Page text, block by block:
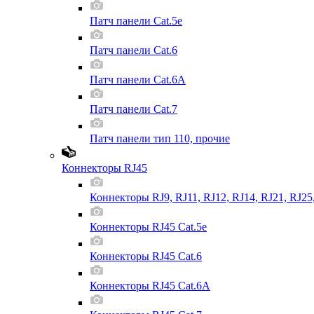
Патч панели Cat.5e
Патч панели Cat.6
Патч панели Cat.6A
Патч панели Cat.7
Патч панели тип 110, прочие
Коннекторы RJ45
Коннекторы RJ9, RJ11, RJ12, RJ14, RJ21,
Коннекторы RJ45 Cat.5e
Коннекторы RJ45 Cat.6
Коннекторы RJ45 Cat.6A